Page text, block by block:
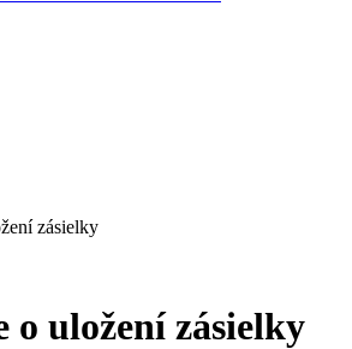
zásielky
o uložení zásielky